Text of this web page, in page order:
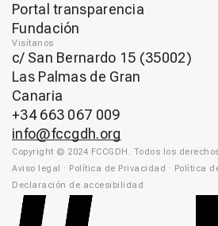
Portal transparencia
Fundación
Visítanos
c/ San Bernardo 15 (35002)
Las Palmas de Gran
Canaria
+34 663 067 009
info@fccgdh.org
Copyright © 2024 FCCGDH. Todos los
Aviso legal
· Política de Privacidad · Política
Declaración de accesibilidad